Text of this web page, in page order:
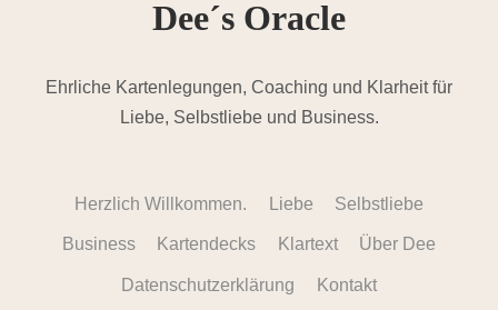
Dee´s Oracle
Ehrliche Kartenlegungen, Coaching und Klarheit für
Liebe, Selbstliebe und Business.
Herzlich Willkommen. Liebe Selbstliebe
Business Kartendecks Klartext Über Dee
Datenschutzerklärung Kontakt